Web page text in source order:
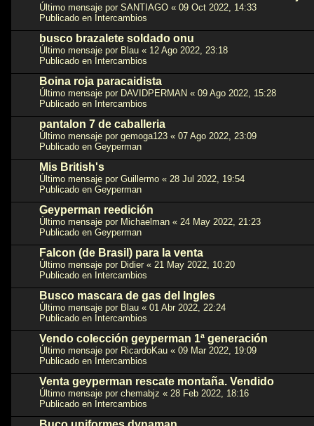
Último mensaje por SANTIAGO « 09 Oct 2022, 14:33
Publicado en Intercambios
busco brazalete soldado onu
Último mensaje por Blau « 12 Ago 2022, 23:18
Publicado en Intercambios
Boina roja paracaidista
Último mensaje por DAVIDPERMAN « 09 Ago 2022, 15:28
Publicado en Intercambios
pantalon 7 de caballeria
Último mensaje por gemoga123 « 07 Ago 2022, 23:09
Publicado en Geyperman
Mis British's
Último mensaje por Guillermo « 28 Jul 2022, 19:54
Publicado en Geyperman
Geyperman reedición
Último mensaje por Michaelman « 24 May 2022, 21:23
Publicado en Geyperman
Falcon (de Brasil) para la venta
Último mensaje por Didier « 21 May 2022, 10:20
Publicado en Intercambios
Busco mascara de gas del Ingles
Último mensaje por Blau « 01 Abr 2022, 22:24
Publicado en Intercambios
Vendo colección geyperman 1ª generación
Último mensaje por RicardoKau « 09 Mar 2022, 19:09
Publicado en Intercambios
Venta geyperman rescate montaña. Vendido
Último mensaje por chemabjz « 28 Feb 2022, 18:16
Publicado en Intercambios